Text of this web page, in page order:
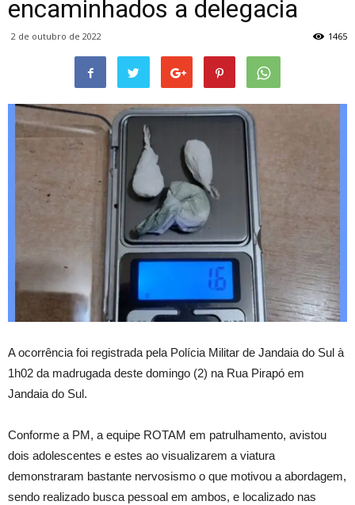
encaminhados a delegacia
2 de outubro de 2022 1465
A ocorrência foi registrada pela Polícia Militar de Jandaia do Sul à
1h02 da madrugada deste domingo (2) na Rua Pirapó em
Jandaia do Sul.
Conforme a PM, a equipe ROTAM em patrulhamento, avistou
dois adolescentes e estes ao visualizarem a viatura
demonstraram bastante nervosismo o que motivou a abordagem,
sendo realizado busca pessoal em ambos, e localizado nas